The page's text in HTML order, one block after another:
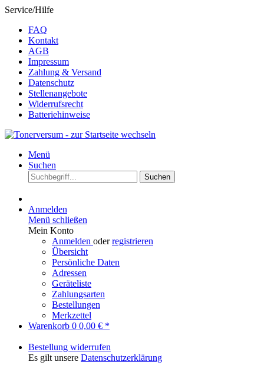
Service/Hilfe
FAQ
Kontakt
AGB
Impressum
Zahlung & Versand
Datenschutz
Stellenangebote
Widerrufsrecht
Batteriehinweise
Menü
Suchen
Suchen
Anmelden
Menü schließen
Mein Konto
Anmelden oderregistrieren
Übersicht
Persönliche Daten
Adressen
Geräteliste
Zahlungsarten
Bestellungen
Merkzettel
Warenkorb 0 0,00 € *
Bestellung widerrufen
Es gilt unsere Datenschutzerklärung